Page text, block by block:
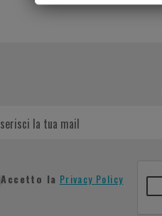
Accetto la Privacy Policy